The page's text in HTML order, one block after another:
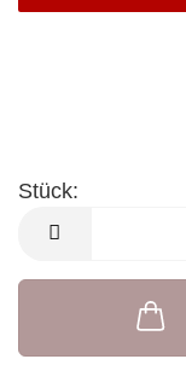
Stück:
Stück